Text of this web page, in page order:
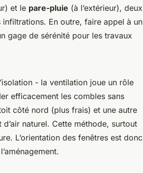
et le pare-pluie (à l’extérieur), deux
En outre, faire appel à un
gage de sérénité pour les travaux
- la ventilation joue un rôle
efficacement les combles sans
côté nord (plus frais) et une autre
naturel. Cette méthode, surtout
L’orientation des fenêtres est donc